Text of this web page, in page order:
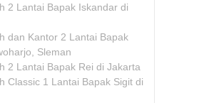
2 Lantai Bapak Iskandar di
dan Kantor 2 Lantai Bapak
Sleman
2 Lantai Bapak Rei di Jakarta
Classic 1 Lantai Bapak Sigit di